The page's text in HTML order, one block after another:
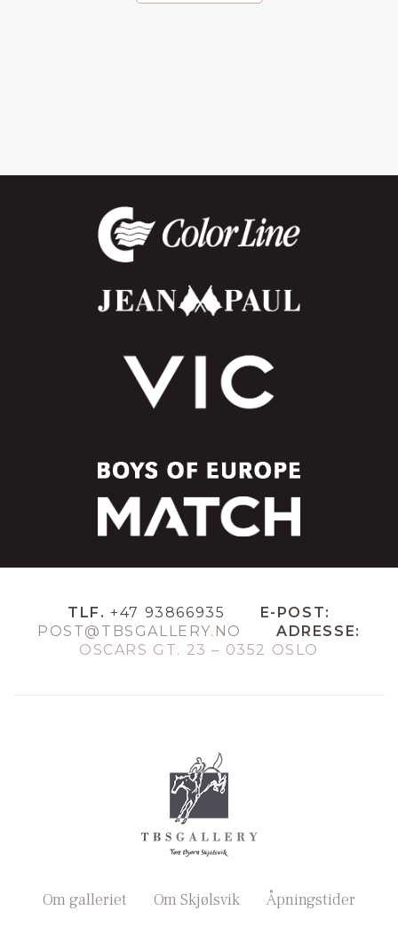
TLF. +47 93866935
E-POST:
POST@TBSGALLERY.NO
ADRESSE:
OSCARS GT. 23 – 0352 OSLO
Om galleriet Om Skjølsvik
Åpningstider